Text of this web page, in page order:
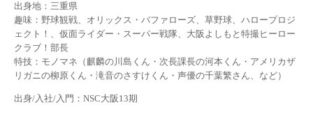
出身地：三重県
趣味：野球観戦、オリックス・バファローズ、草野球、ハロープロジ
ェクト！、仮面ライダー・スーパー戦隊、大阪よしもと特撮ヒーロー
クラブ！部長
特技：モノマネ（麒麟の川島くん・次長課長の河本くん・アメリカザ
リガニの柳原くん・滝音のさすけくん・声優の千葉繁さん、など）
出身/入社/入門：NSC大阪13期